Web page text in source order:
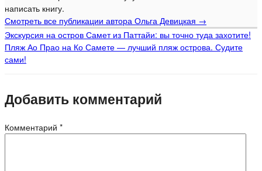
написать книгу.
Смотреть все публикации автора Ольга Девицкая →
Экскурсия на остров Самет из Паттайи: вы точно туда захотите!
Пляж Ао Прао на Ко Самете — лучший пляж острова. Судите
сами!
Добавить комментарий
Комментарий *